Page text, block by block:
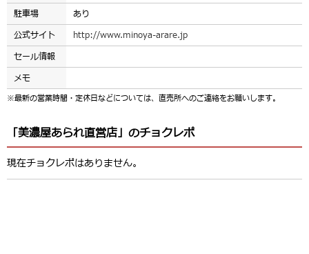
駐車場
あり
公式サイト
http://www.minoya-arare.jp
セール情報
メモ
※最新の営業時間・定休日などについては、直売所へのご連絡をお願いします。
「美濃屋あられ直営店」のチョクレポ
現在チョクレポはありません。